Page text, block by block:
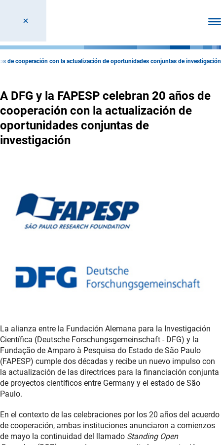
de cooperación con la actualización de oportunidades conjuntas de investigación
A DFG y la FAPESP celebran 20 años de
cooperación con la actualización de
oportunidades conjuntas de
investigación
La alianza entre la Fundación Alemana para la Investigación
Científica (Deutsche Forschungsgemeinschaft - DFG) y la
Fundação de Amparo à Pesquisa do Estado de São Paulo
(FAPESP) cumple dos décadas y recibe un nuevo impulso con
la actualización de las directrices para la financiación conjunta
de proyectos científicos entre Germany y el estado de São
Paulo.
En el contexto de las celebraciones por los 20 años del acuerdo
de cooperación, ambas instituciones anunciaron a comienzos
de mayo la continuidad del llamado Standing Open